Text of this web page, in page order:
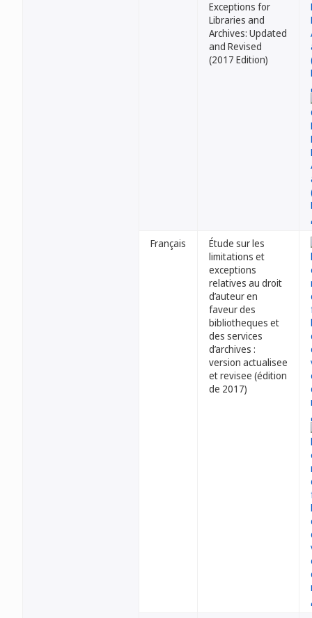
Exceptions for
Libraries and
Archives: Updated
and Revised
(2017 Edition)
Français
Étude sur les
limitations et
exceptions
relatives au droit
d’auteur en
faveur des
bibliotheques et
des services
d’archives :
version actualisee
et revisee (édition
de 2017)